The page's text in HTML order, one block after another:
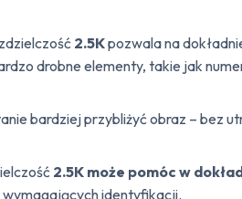
2.5Kpozwala na
drobne elementy, takie jak
bardziej przybliżyć obraz – bez
2.5K może pomóc w
identyfikacji.